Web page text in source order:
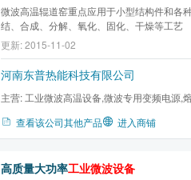
微波高温辊道窑重点应用于小型结构件和各
结、合成、分解、氧化、固化、干燥等工艺
更新: 2015-11-02
河南东普热能科技有限公司
主营: 工业微波高温设备,微波专用变频电源,
查看该公司其他产品 进入商铺
高质量大功率工业微波设备